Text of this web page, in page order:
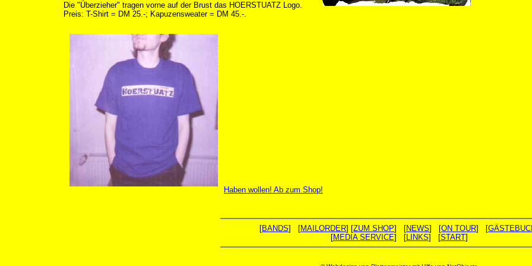
Die "Überzieher" tragen vorne auf der Brust das HOERSTUATZ Logo.
Preis: T-Shirt = DM 25.-; Kapuzensweater = DM 45.-.
Haben wollen! Ab zum Shop!
[BANDS] [MAILORDER] [ZUM SHOP] [NEWS] [ON TOUR] [
[MEDIA SERVICE] [LINKS] [START]